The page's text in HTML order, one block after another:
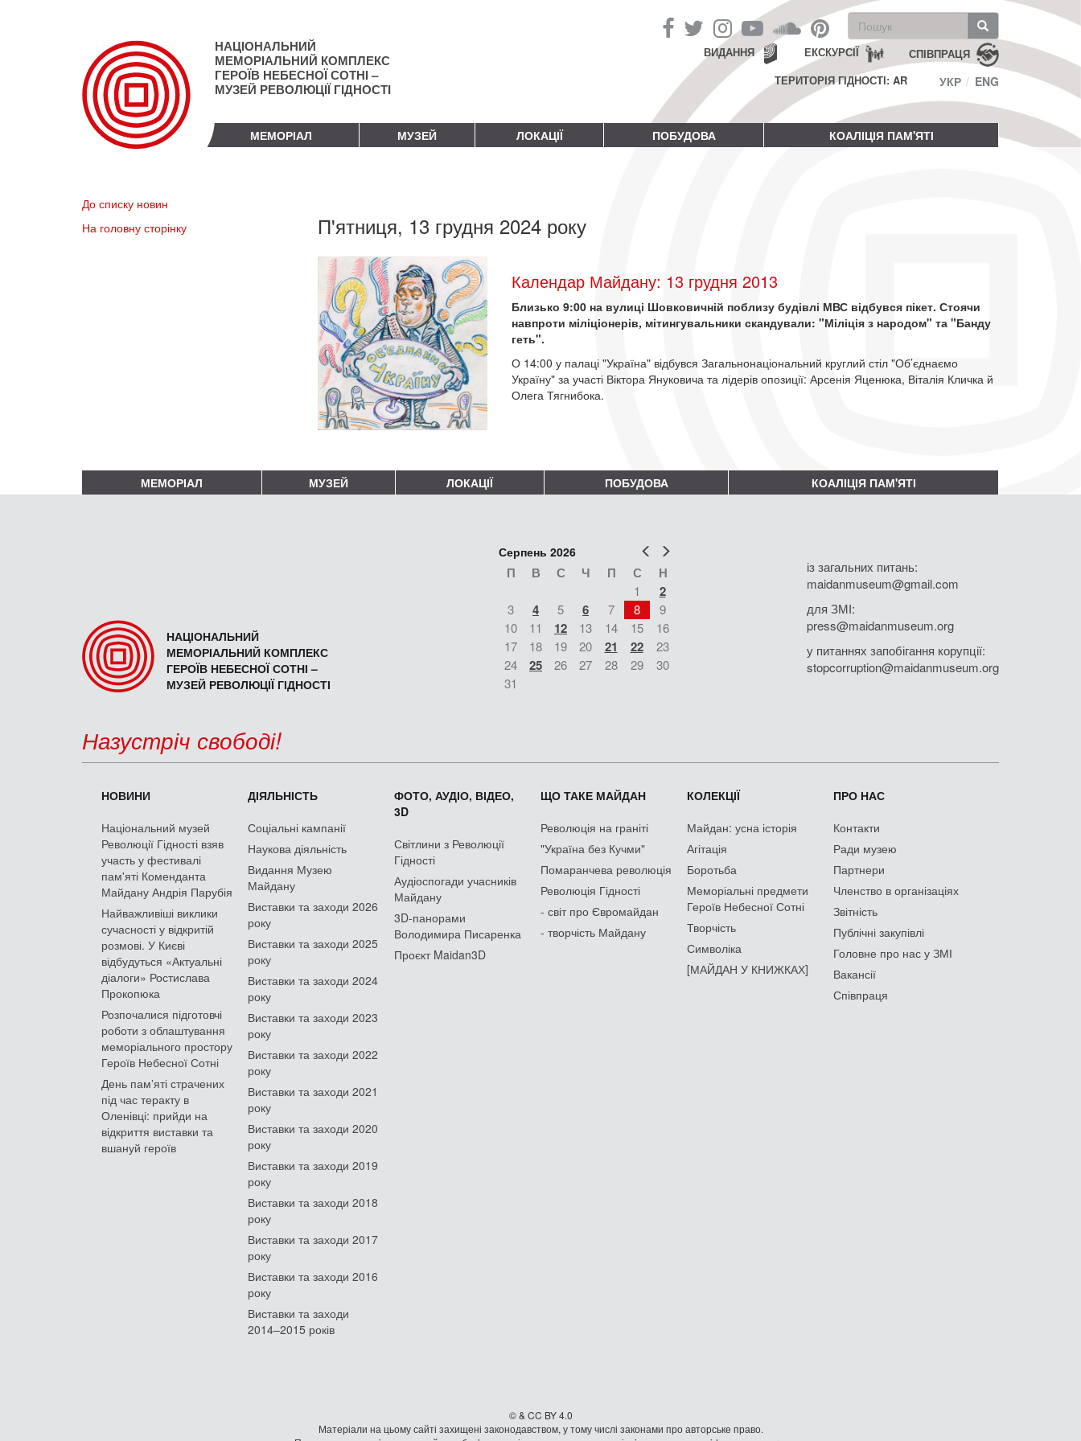
НАЦІОНАЛЬНИЙ
МЕМОРІАЛЬНИЙ КОМПЛЕКС
ГЕРОЇВ НЕБЕСНОЇ СОТНІ –
МУЗЕЙ РЕВОЛЮЦІЇ ГІДНОСТІ
Пошукова
форма
Пошук СПІВПРАЦЯ
ЕКСКУРСІЇ
ВИДАННЯ
ТЕРИТОРІЯ ГІДНОСТІ: AR
УКР ENG
МЕМОРІАЛ МУЗЕЙ ЛОКАЦІЇ ПОБУДОВА КОАЛІЦІЯ ПАМ'ЯТІ
До списку новин
На головну сторінку
П'ятниця, 13 грудня 2024 року
Календар Майдану: 13 грудня 2013
Близько 9:00 на вулиці Шовковичній поблизу будівлі МВС відбувся пікет. Стоячи
навпроти міліціонерів, мітингувальники скандували: "Міліція з народом" та "Банду
геть".
О 14:00 у палаці "Україна" відбувся Загальнонаціональний круглий стіл "Об’єднаємо
Україну" за участі Віктора Януковича та лідерів опозиції: Арсенія Яценюка, Віталія Кличка й
Олега Тягнибока.
МЕМОРІАЛ МУЗЕЙ ЛОКАЦІЇ ПОБУДОВА КОАЛІЦІЯ ПАМ'ЯТІ
НАЦІОНАЛЬНИЙ
МЕМОРІАЛЬНИЙ КОМПЛЕКС
ГЕРОЇВ НЕБЕСНОЇ СОТНІ –
МУЗЕЙ РЕВОЛЮЦІЇ ГІДНОСТІ
Попер
Серпень 2026
П В С Ч П С Н
1 2
3 4 5 6 7 8
9
10
11 12 13 14 15
16
17
18 19 20 21 22
23
24
25 26 27 28 29
30
31
із загальних питань:
maidanmuseum@gmail.com
для ЗМІ:
press@maidanmuseum.org
у питаннях запобігання корупції:
stopcorruption@maidanmuseum.org
Назустріч свободі!
НОВИНИ
Національний музей
Революції Гідності взяв
участь у фестивалі
пам'яті Коменданта
Майдану Андрія Парубія
Найважливіші виклики
сучасності у відкритій
розмові. У Києві
відбудуться «Актуальні
діалоги» Ростислава
Прокопюка
Розпочалися підготовчі
роботи з облаштування
меморіального простору
Героїв Небесної Сотні
День памʼяті страчених
під час теракту в
Оленівці: прийди на
відкриття виставки та
вшануй героїв
ДІЯЛЬНІСТЬ
Соціальні кампанії
Наукова діяльність
Видання Музею
Майдану
Виставки та заходи 2026
року
Виставки та заходи 2025
року
Виставки та заходи 2024
року
Виставки та заходи 2023
року
Виставки та заходи 2022
року
Виставки та заходи 2021
року
Виставки та заходи 2020
року
Виставки та заходи 2019
року
Виставки та заходи 2018
року
Виставки та заходи 2017
року
Виставки та заходи 2016
року
Виставки та заходи
2014–2015 років
ФОТО, АУДІО, ВІДЕО,
3D
Світлини з Революції
Гідності
Аудіоспогади учасників
Майдану
3D-панорами
Володимира Писаренка
Проєкт Maidan3D
ЩО ТАКЕ МАЙДАН
Революція на граніті
"Україна без Кучми"
Помаранчева революція
Революція Гідності
- світ про Євромайдан
- творчість Майдану
КОЛЕКЦІЇ
Майдан: усна історія
Агітація
Боротьба
Меморіальні предмети
Героїв Небесної Сотні
Творчість
Символіка
[МАЙДАН У КНИЖКАХ]
ПРО НАС
Контакти
Ради музею
Партнери
Членство в організаціях
Звітність
Публічні закупівлі
Головне про нас у ЗМІ
Вакансії
Співпраця
© & CC BY 4.0
Матеріали на цьому сайті захищені законодавством, у тому числі законами про авторське право.